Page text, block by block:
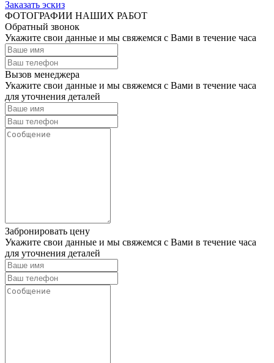
Заказать эскиз
ФОТОГРАФИИ НАШИХ РАБОТ
Обратный звонок
Укажите свои данные и мы свяжемся с Вами в течение часа
Вызов менеджера
Укажите свои данные и мы свяжемся с Вами в течение часа
для уточнения деталей
Забронировать цену
Укажите свои данные и мы свяжемся с Вами в течение часа
для уточнения деталей